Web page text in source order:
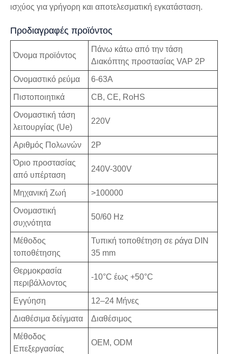
ισχύος για γρήγορη και αποτελεσματική εγκατάσταση.
Προδιαγραφές προϊόντος
Όνομα προϊόντος
Πάνω κάτω από την τάση
Διακόπτης προστασίας VAP 2P
Ονομαστικό ρεύμα 6-63Α
Πιστοποιητικά CB, CE, RoHS
Ονομαστική τάση
λειτουργίας (Ue)
220V
Αριθμός Πολωνών 2P
Όριο προστασίας
από υπέρταση
240V-300V
Μηχανική Ζωή >100000
Ονομαστική
συχνότητα
50/60 Hz
Μέθοδος
τοποθέτησης
Τυπική τοποθέτηση σε ράγα DIN
35 mm
Θερμοκρασία
περιβάλλοντος
-10°C έως +50°C
Εγγύηση 12–24 Μήνες
Διαθέσιμα δείγματα Διαθέσιμος
Μέθοδος
Επεξεργασίας
OEM, ODM